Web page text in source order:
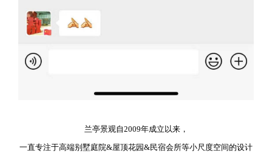
兰亭景观自2009年成立以来，
一直专注于高端别墅庭院&屋顶花园&民宿会所等小尺度空间的设计